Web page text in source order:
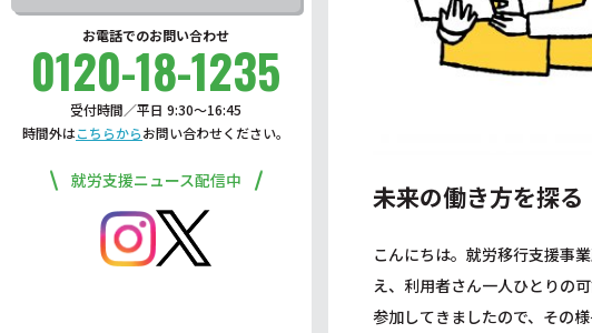
お電話でのお問い合わせ
0120-18-1235
受付時間／平日 9:30〜16:45
時間外はこちらからお問い合わせください。
就労支援ニュース配信中
未来の働き方を探
こんにちは。就労移行支援事
え、利用者さん一人ひとりの
参加してきましたので、その